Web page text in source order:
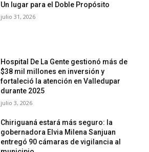
Un lugar para el Doble Propósito
julio 31, 2026
Hospital De La Gente gestionó más de
$38 mil millones en inversión y
fortaleció la atención en Valledupar
durante 2025
julio 3, 2026
Chiriguaná estará más seguro: la
gobernadora Elvia Milena Sanjuan
entregó 90 cámaras de vigilancia al